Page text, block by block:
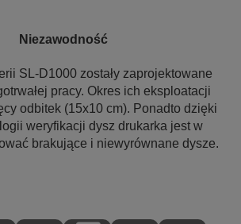
Niezawodność
SL-D1000 zostały zaprojektowane
pracy. Okres ich eksploatacji
odbitek (15x10 cm). Ponadto dzięki
weryfikacji dysz drukarka jest w
brakujące i niewyrównane dysze.